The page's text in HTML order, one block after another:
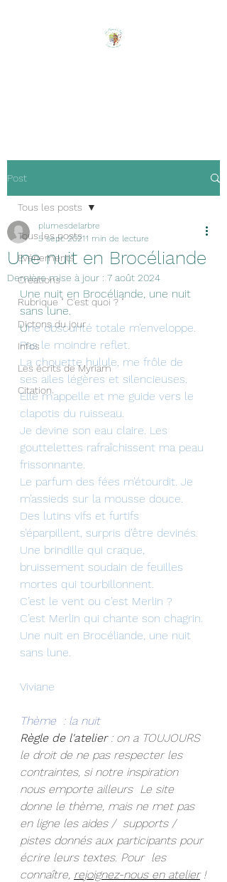
Post
Tous les posts
Evénements
Créations
Rubrique " C'est quoi ? "
Dictons du jour
Infos
Les écrits de Myriam
Citation
Tous les posts
Une nuit en Brocéliande
plumesdelarbre
5 sept. 20211 min de lecture
Dernière mise à jour : 7 août 2024
Une nuit en Brocéliande, une nuit
sans lune.
Une obscurité totale m’enveloppe.
Pas le moindre reflet.
La chouette hulule, me frôle de
ses ailes légères et silencieuses.
Elle m’appelle et me guide vers le
clapotis du ruisseau.
Je devine son eau claire. Les
gouttelettes rafraîchissent ma peau
frissonnante.
Le parfum des fées m’étourdit. Je
m’assieds sur la mousse douce.
Des lutins vifs et furtifs
s’éparpillent, surpris d’être devinés.
Une brindille qui craque,
bruissement soudain de feuilles
mortes qui tourbillonnent.
C’est le vent ou c’est Merlin ?
C’est Merlin qui chante son chagrin.
Une nuit en Brocéliande, une nuit
sans lune.
Viviane
Thème  : la nuit
Règle de l'atelier : on a TOUJOURS
le droit de ne pas respecter les
contraintes, si notre inspiration
nous emporte ailleurs  Le site
donne le thème, mais ne met pas
en ligne les aides /  supports /
pistes donnés aux participants pour
écrire leurs textes. Pour  les
connaître, rejoignez-nous en atelier !